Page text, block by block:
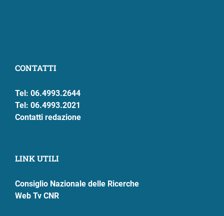
CONTATTI
Tel: 06.4993.2644
Tel: 06.4993.2021
Contatti redazione
LINK UTILI
Consiglio Nazionale delle Ricerche
Web Tv CNR